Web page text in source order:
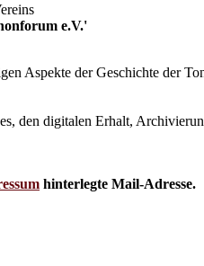
e.V.'
Aspekte der Geschichte der
den digitalen Erhalt,
hinterlegte Mail-Adresse.